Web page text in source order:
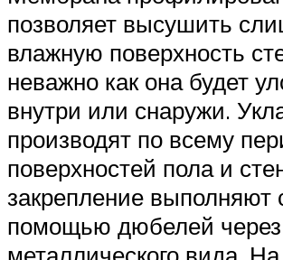
позволяет высушить
влажную поверхность
неважно как она будет
внутри или снаружи.
производят по всему
поверхностей пола и
закрепление выполняют
помощью дюбелей